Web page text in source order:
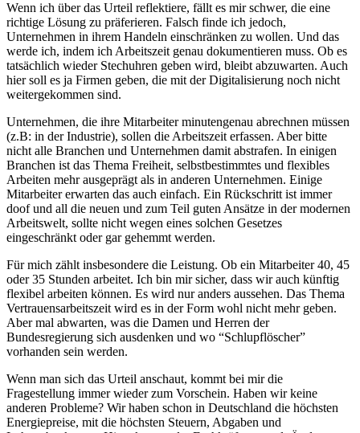
Wenn ich über das Urteil reflektiere, fällt es mir schwer, die eine
richtige Lösung zu präferieren. Falsch finde ich jedoch,
Unternehmen in ihrem Handeln einschränken zu wollen. Und das
werde ich, indem ich Arbeitszeit genau dokumentieren muss. Ob es
tatsächlich wieder Stechuhren geben wird, bleibt abzuwarten. Auch
hier soll es ja Firmen geben, die mit der Digitalisierung noch nicht
weitergekommen sind.
Unternehmen, die ihre Mitarbeiter minutengenau abrechnen müssen
(z.B: in der Industrie), sollen die Arbeitszeit erfassen. Aber bitte
nicht alle Branchen und Unternehmen damit abstrafen. In einigen
Branchen ist das Thema Freiheit, selbstbestimmtes und flexibles
Arbeiten mehr ausgeprägt als in anderen Unternehmen. Einige
Mitarbeiter erwarten das auch einfach. Ein Rückschritt ist immer
doof und all die neuen und zum Teil guten Ansätze in der modernen
Arbeitswelt, sollte nicht wegen eines solchen Gesetzes
eingeschränkt oder gar gehemmt werden.
Für mich zählt insbesondere die Leistung. Ob ein Mitarbeiter 40, 45
oder 35 Stunden arbeitet. Ich bin mir sicher, dass wir auch künftig
flexibel arbeiten können. Es wird nur anders aussehen. Das Thema
Vertrauensarbeitszeit wird es in der Form wohl nicht mehr geben.
Aber mal abwarten, was die Damen und Herren der
Bundesregierung sich ausdenken und wo “Schlupflöscher”
vorhanden sein werden.
Wenn man sich das Urteil anschaut, kommt bei mir die
Fragestellung immer wieder zum Vorschein. Haben wir keine
anderen Probleme? Wir haben schon in Deutschland die höchsten
Energiepreise, mit die höchsten Steuern, Abgaben und